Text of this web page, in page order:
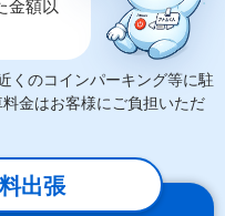
金額以
くのコインパーキング等に駐
金はお客様にご負担いただ
出張